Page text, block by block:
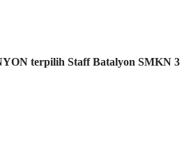
terpilih Staff Batalyon SMKN 3